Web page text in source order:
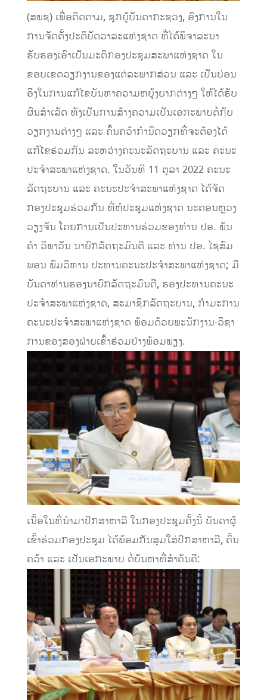
(ສ​ພ​ຊ) ເພື່ອຕິດຕາມ, ຊຸກຍູ້ບັນດາກະຊວງ, ອົງການໃນ
ການຈັດຕັ້ງປະຕິບັດວາລະແຫ່ງຊາດ ທີ່ໄດ້ພິຈາລະນາ
ຮັບຮອງເອົາເປັນມະຕິກອງປະຊຸມສະພາແຫ່ງຊາດ ໃນ
ຂອບເຂດວຽກງານຂອງແຕ່ລະພາກສ່ວນ ແລະ ເປັນບ່ອນ
ອີງໃນການແກ້ໄຂບັນຫາຄວາມຫຍຸ້ງຍາກຕ່າງໆ ໃຫ້ໄດ້ຮັບ
ຜົນສໍາເລັດ ທັງ​ເປັນ​ການສ້າງຄວາມເປັນເອ​ກະ​ພາບຕໍ່ກັບ
ວຽກງານຕ່າງໆ ແລະ ຄົ້ນຄວ້າກຳນົດວຽກທີ່ຈະຕ້ອງໄດ້
ແກ້ໄຂຮ່ວມກັນ ລະຫວ່າງຄະນະລັດຖະບານ ແລະ ຄະນະ
ປະຈຳສະພາແຫ່ງຊາດ. ໃນ​ວັນ​ທີ 11 ຕຸ​ລາ 2022 ຄະ​ນະ​
ລັດ​ຖະ​ບານ ແລະ ​ຄະ​ນະ​ປະ​ຈໍາ​ສະ​ພາ​ແຫ່ງ​ຊາ​ດ ໄດ້ຈັດ
ກອງ​ປ​ະ​ຊຸມ​ຮ່ວມກັນ ທີ່​ຫໍ​ປະ​ຊຸມ​ແຫ່ງ​ຊາດ ນະ​ຄອນ​ຫຼວງ
ວຽງ​ຈັນ ໂດຍ​ການ​ເປັນ​ປະ​ທານ​ຮ່ວມ​ຂອງ​ທ່ານ ປອ. ພັນ​
ຄຳ ວິ​ພາ​ວັນ ​ນາ​ຍົກ​ລັດ​ຖະ​ມົນ​ຕີ ແລະ ​ທ່ານ ປອ. ໄຊ​ສົມ​
ພອນ ພົມ​ວິ​ຫານ ປະ​ທານ​ຄະ​ນະ​ປະ​ຈຳ​ສະ​ພາ​ແຫ່ງ​ຊ​າ​ດ; ມີ​
ບັນ​ດາ​ທ່ານ​ຮອງ​ນາ​ຍົກ​ລັ​ດ​ຖະ​ມົນ​ຕີ, ຮອງ​ປະ​ທານ​ຄະ​ນະ​
ປະ​ຈໍາ​ສະ​ພາ​ແຫ່ງ​ຊາດ, ສະ​ມາ​ຊິກ​ລັດ​ຖະ​ບານ, ກຳ​ມະ​ການ​
ຄະ​ນະ​ປະ​ຈໍາ​ສະ​ພາ​ແຫ່ງ​ຊາດ ພ້ອມ​ດ້ວຍ​ພະ​ນັກ​ງານ-ວິ​ຊ​າ​
ການ​ຂອງ​ສອງ​ຝ່າຍ​ເຂົ້າ​ຮ່ວມ​ຢ່າງ​ພ້ອມ​ພຽງ.
ເນື້ອໃນທີ່ນຳມາປຶກສາຫາລື ໃນກອງປະຊຸມຄັ້ງນີ້ ບັນດາຜູ້
ເຂົ້າຮ່ວມກອງປະຊຸມ ໄດ້ພ້ອມກັນສຸມໃສ່ປຶກສາຫາລື, ຄົ້ນ
ຄວ້າ ແລະ ເປັນເອກະພາບ ຕໍ່ບັນຫາທີ່ສໍາຄັນຄື: